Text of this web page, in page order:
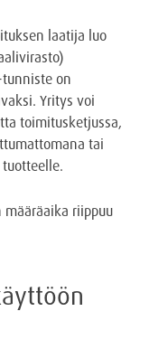
laatija luo
on
Yritys voi
toimitusketjussa,
tai
riippuu